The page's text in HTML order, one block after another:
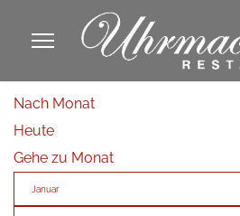
Nach Monat
Heute
Gehe zu Monat